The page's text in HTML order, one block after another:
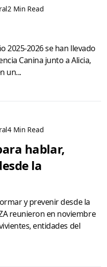
2 Min Read
2025-2026 se han llevado
Canina junto a Alicia,
un...
4 Min Read
hablar,
la
y prevenir desde la
reunieron en noviembre
entidades del